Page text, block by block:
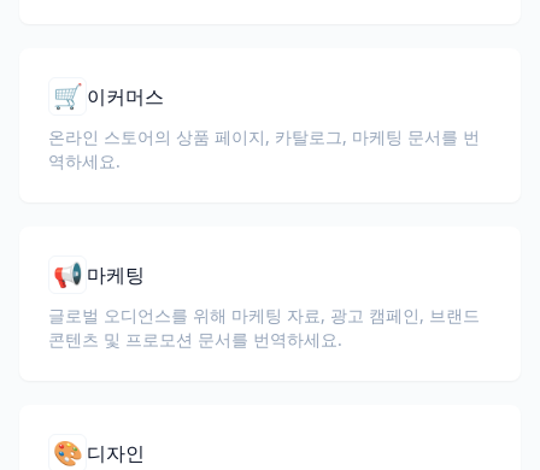
🛒 이커머스
온라인 스토어의 상품 페이지, 카탈로그, 마케팅 문서를 번
역하세요.
📢 마케팅
글로벌 오디언스를 위해 마케팅 자료, 광고 캠페인, 브랜드
콘텐츠 및 프로모션 문서를 번역하세요.
🎨 디자인